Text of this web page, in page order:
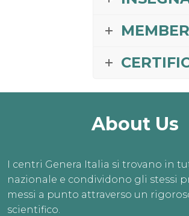
About Us
I centri Genera Italia si trovano in
nazionale e condividono gli stessi
messi a punto attraverso un
scientifico.